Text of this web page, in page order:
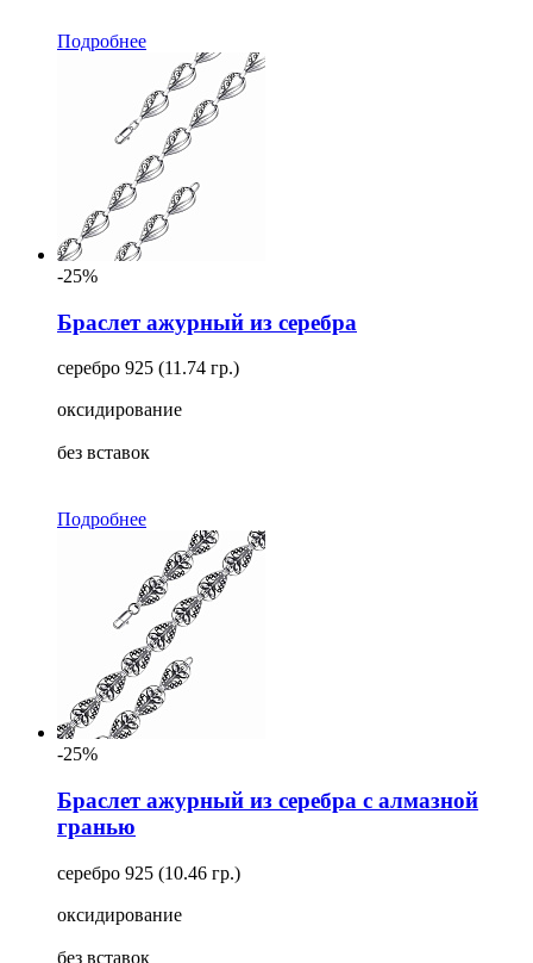
Подробнее
-25%
Браслет ажурный из серебра
серебро 925 (11.74 гр.)
оксидирование
без вставок
Подробнее
-25%
Браслет ажурный из серебра с алмазной
гранью
серебро 925 (10.46 гр.)
оксидирование
без вставок